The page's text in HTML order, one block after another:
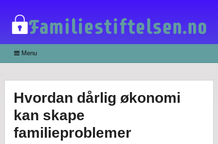
Menu
Hvordan dårlig økonomi
kan skape
familieproblemer